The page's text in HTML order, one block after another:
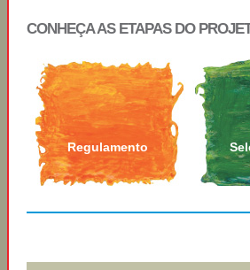
CONHEÇA AS ETAPAS DO
Regulamento